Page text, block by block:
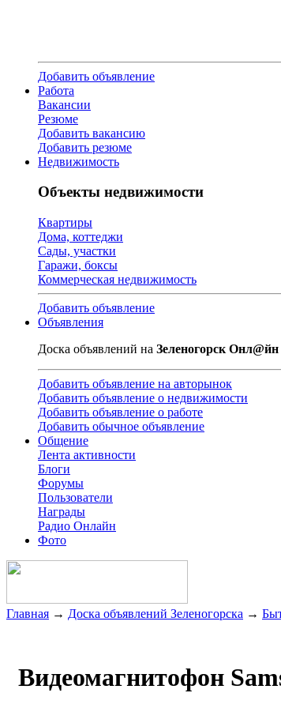
Добавить объявление
Работа
Вакансии
Резюме
Добавить вакансию
Добавить резюме
Недвижимость
Объекты недвижимости
Квартиры
Дома, коттеджи
Сады, участки
Гаражи, боксы
Коммерческая недвижимость
Добавить объявление
Объявления
Доска объявлений на Зеленогорск Онл@йн
Добавить объявление на авторынок
Добавить объявление о недвижимости
Добавить объявление о работе
Добавить обычное объявление
Общение
Лента активности
Блоги
Форумы
Пользователи
Награды
Радио Онлайн
Фото
Главная → Доска объявлений Зеленогорска →
Видеомагнитофон